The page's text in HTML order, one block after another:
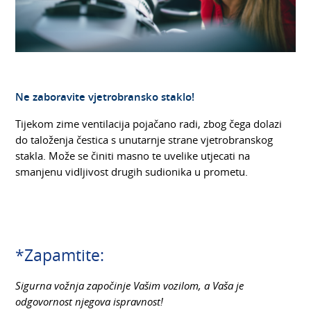
Ne zaboravite vjetrobransko staklo!
Tijekom zime ventilacija pojačano radi, zbog čega dolazi
do taloženja čestica s unutarnje strane vjetrobranskog
stakla. Može se činiti masno te uvelike utjecati na
smanjenu vidljivost drugih sudionika u prometu.
*Zapamtite:
Sigurna vožnja započinje Vašim vozilom, a Vaša je
odgovornost njegova ispravnost!